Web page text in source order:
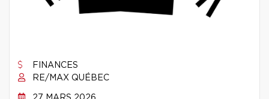
FINANCES
RE/MAX QUÉBEC